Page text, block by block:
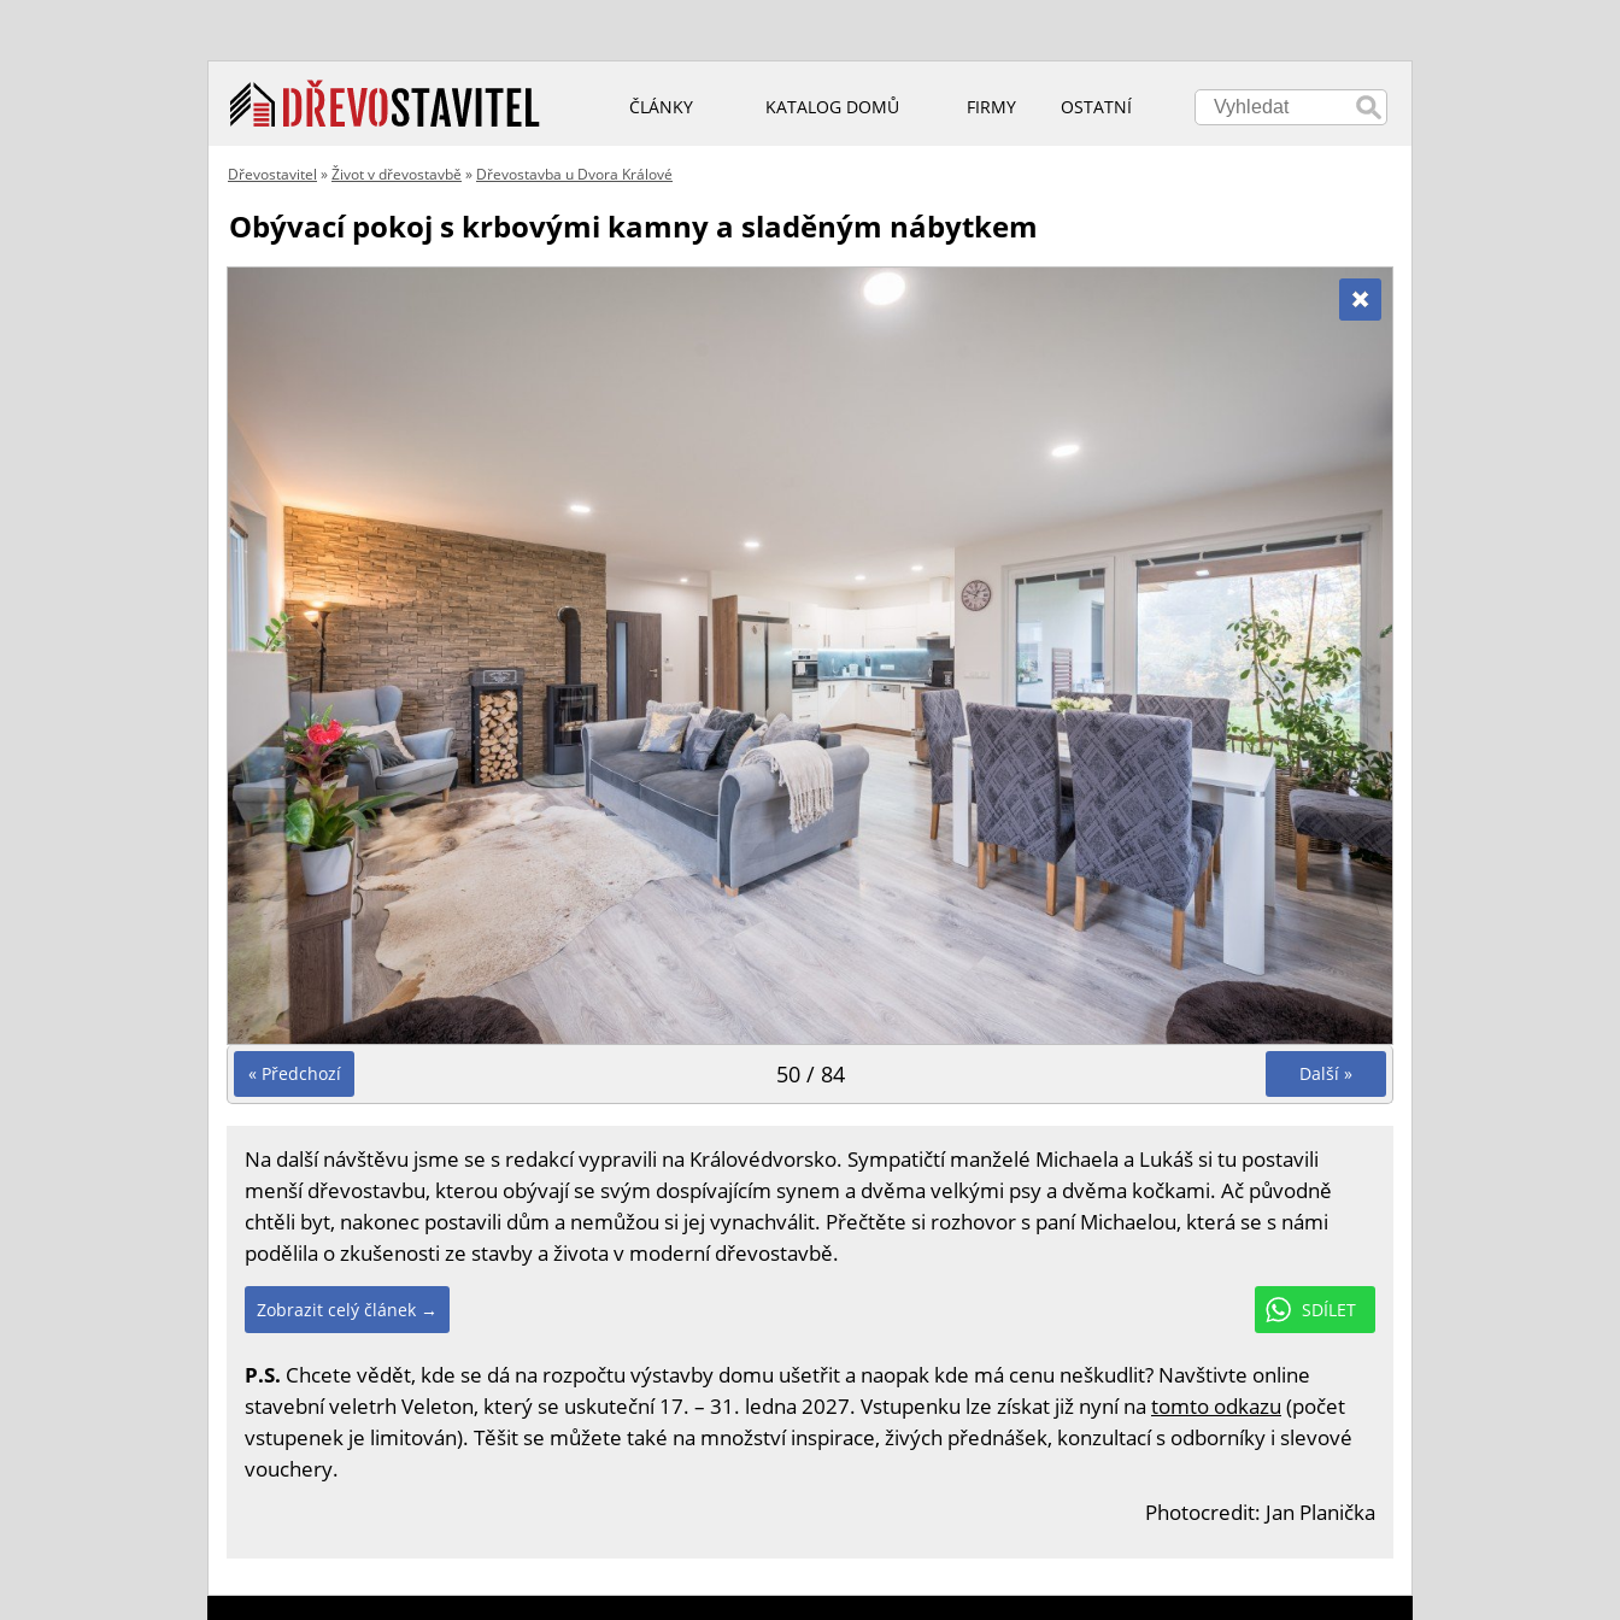
ČLÁNKY KATALOG DOMŮ FIRMY OSTATNÍ
Dřevostavitel »Život v dřevostavbě » Dřevostavba u Dvora Králové
Obývací pokoj s krbovými kamny a sladěným nábytkem
« Předchozí Další »
50 / 84
Na další návštěvu jsme se s redakcí vypravili na Královédvorsko. Sympatičtí manželé Michaela a Lukáš si tu postavili
menší dřevostavbu, kterou obývají se svým dospívajícím synem a dvěma velkými psy a dvěma kočkami. Ač původně
chtěli byt, nakonec postavili dům a nemůžou si jej vynachválit. Přečtěte si rozhovor s paní Michaelou, která se s námi
podělila o zkušenosti ze stavby a života v moderní dřevostavbě.
SDÍLET
Zobrazit celý článek →
P.S. Chcete vědět, kde se dá na rozpočtu výstavby domu ušetřit a naopak kde má cenu neškudlit? Navštivte online
stavební veletrh Veleton, který se uskuteční 17. – 31. ledna 2027. Vstupenku lze získat již nyní na tomto odkazu (počet
vstupenek je limitován). Těšit se můžete také na množství inspirace, živých přednášek, konzultací s odborníky i slevové
vouchery.
Photocredit: Jan Planička